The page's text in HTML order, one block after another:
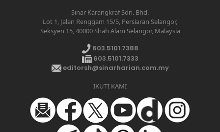
Sinar Karangkraf Sdn. Bhd.
Lot 1, Jalan Renggam 15/5, Persiaran Selangor,
Seksyen 15, 40000 Shah Alam Selangor, Malaysia
603.5101.7388
603.5101.7333
editorsh@sinarharian.com.my
IKUTI KAMI